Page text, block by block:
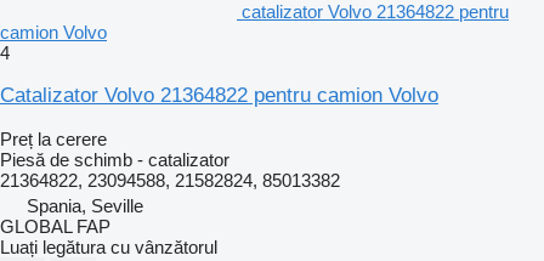
catalizator Volvo 21364822 pentru
camion Volvo
4
Catalizator Volvo 21364822 pentru camion Volvo
Preț la cerere
Piesă de schimb - catalizator
21364822, 23094588, 21582824, 85013382
Spania, Seville
GLOBAL FAP
Luați legătura cu vânzătorul